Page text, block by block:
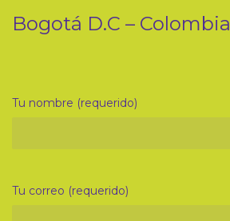
Bogotá D.C – Colombia
Tu nombre (requerido)
Tu correo (requerido)